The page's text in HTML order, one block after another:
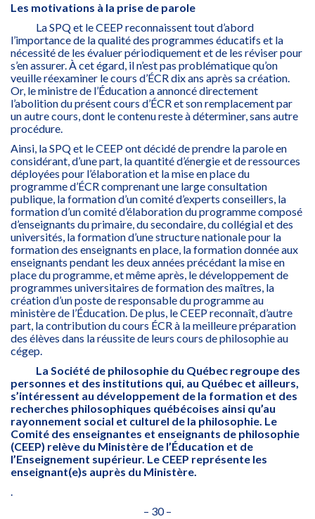
Les motivations à la prise de parole
La SPQ et le CEEP reconnaissent tout d’abord
l’importance de la qualité des programmes éducatifs et la
nécessité de les évaluer périodiquement et de les réviser pour
s’en assurer. À cet égard, il n’est pas problématique qu’on
veuille réexaminer le cours d’ÉCR dix ans après sa création.
Or, le ministre de l’Éducation a annoncé directement
l’abolition du présent cours d’ÉCR et son remplacement par
un autre cours, dont le contenu reste à déterminer, sans autre
procédure.
Ainsi, la SPQ et le CEEP ont décidé de prendre la parole en
considérant, d’une part, la quantité d’énergie et de ressources
déployées pour l’élaboration et la mise en place du
programme d’ÉCR comprenant une large consultation
publique, la formation d’un comité d’experts conseillers, la
formation d’un comité d’élaboration du programme composé
d’enseignants du primaire, du secondaire, du collégial et des
universités, la formation d’une structure nationale pour la
formation des enseignants en place, la formation donnée aux
enseignants pendant les deux années précédant la mise en
place du programme, et même après, le développement de
programmes universitaires de formation des maîtres, la
création d’un poste de responsable du programme au
ministère de l’Éducation. De plus, le CEEP reconnaît, d’autre
part, la contribution du cours ÉCR à la meilleure préparation
des élèves dans la réussite de leurs cours de philosophie au
cégep.
La Société de philosophie du Québec regroupe des
personnes et des institutions qui, au Québec et ailleurs,
s’intéressent au développement de la formation et des
recherches philosophiques québécoises ainsi qu’au
rayonnement social et culturel de la philosophie. Le
Comité des enseignantes et enseignants de philosophie
(CEEP) relève du Ministère de l’Éducation et de
l’Enseignement supérieur. Le CEEP représente les
enseignant(e)s auprès du Ministère.
.
– 30 –